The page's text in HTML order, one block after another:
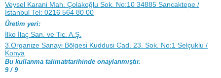
Veysel Karani Mah. Çolakoğlu Sok. No:10 34885 Sancaktepe /
İstanbul Tel: 0216 564 80 00
Üretim yeri:
İlko İlaç San. ve Tic. A.Ş.
3.Organize Sanayi Bölgesi Kuddusi Cad. 23. Sok. No:1 Selçuklu /
Konya
Bu kullanma talimatıtarihinde onaylanmıştır.
9 / 9